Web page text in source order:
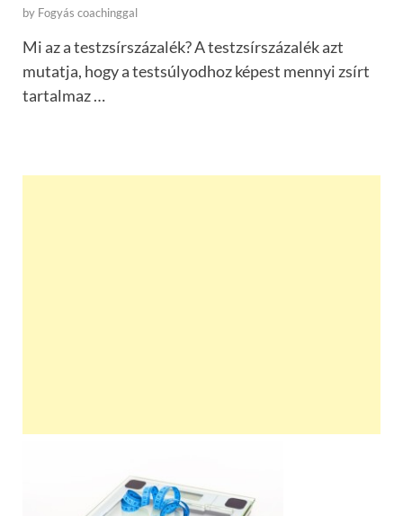
by Fogyás coachinggal
Mi az a testzsírszázalék? A testzsírszázalék azt
mutatja, hogy a testsúlyodhoz képest mennyi zsírt
tartalmaz …